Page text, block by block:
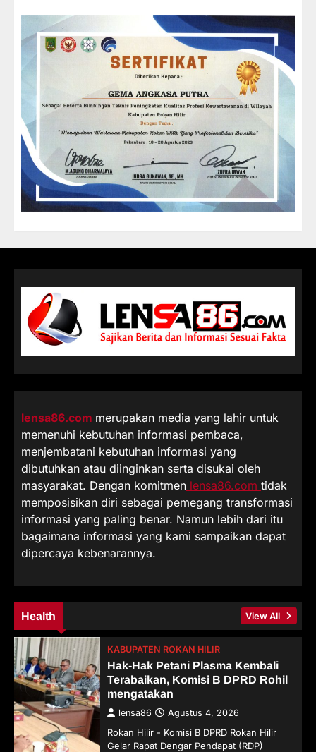
lensa86.com merupakan media yang lahir untuk
memenuhi kebutuhan informasi pembaca,
menjembatani kebutuhan informasi yang
dibutuhkan atau diinginkan serta disukai oleh
masyarakat. Dengan komitmen lensa86.com tidak
memposisikan diri sebagai pemegang transformasi
informasi yang paling benar. Namun lebih dari itu
bagaimana informasi yang kami sampaikan dapat
dipercaya kebenarannya.
Health View All
KABUPATEN ROKAN HILIR
Hak-Hak Petani Plasma Kembali
Terabaikan, Komisi B DPRD Rohil
mengatakan
lensa86 Agustus 4, 2026
Rokan Hilir - Komisi B DPRD Rokan Hilir
Gelar Rapat Dengar Pendapat (RDP)